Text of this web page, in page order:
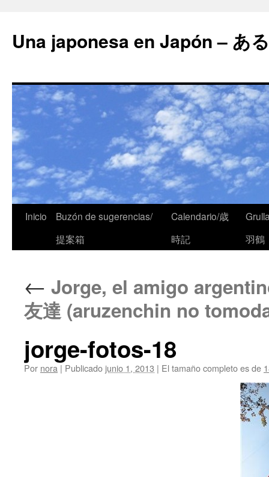
Una japonesa en Japón – あ
Inicio
Buzón de sugerencias/
提案箱
Calendario/歳
時記
羽鶴
← Jorge, el amigo
友達 (aruzenchin no
jorge-fotos-18
Por nora | Publicado junio 1, 2013 | El tamaño completo es de